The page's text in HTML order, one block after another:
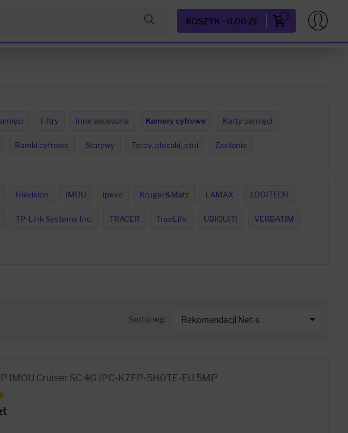
KOSZYK - 0.00 ZŁ 0
Filtry Inne akcesoria Kamery cyfrowe Karty pamięci
Ramki cyfrowe Statywy Torby, plecaki, etui Zasilanie
Hikvision IMOU ipevo Kruger&Matz LAMAX LOGITECH
TP-Link Systems Inc. TRACER TrueLife UBIQUITI VERBATIM
Rekomendacji Net-s 
Sortuj wg:
IMOU Cruiser SC 4G IPC-K7FP-5H0TE-EU 5MP